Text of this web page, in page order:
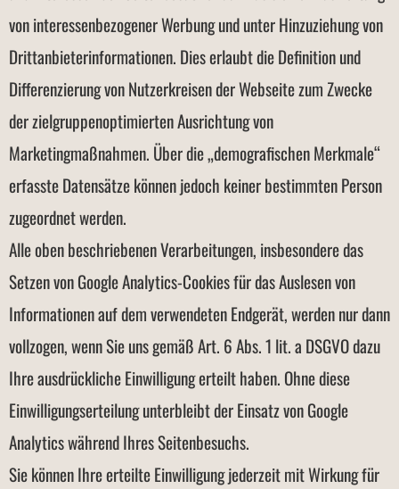
von interessenbezogener Werbung und unter Hinzuziehung von
Drittanbieterinformationen. Dies erlaubt die Definition und
Differenzierung von Nutzerkreisen der Webseite zum Zwecke
der zielgruppenoptimierten Ausrichtung von
Marketingmaßnahmen. Über die „demografischen Merkmale“
erfasste Datensätze können jedoch keiner bestimmten Person
zugeordnet werden.
Alle oben beschriebenen Verarbeitungen, insbesondere das
Setzen von Google Analytics-Cookies für das Auslesen von
Informationen auf dem verwendeten Endgerät, werden nur dann
vollzogen, wenn Sie uns gemäß Art. 6 Abs. 1 lit. a DSGVO dazu
Ihre ausdrückliche Einwilligung erteilt haben. Ohne diese
Einwilligungserteilung unterbleibt der Einsatz von Google
Analytics während Ihres Seitenbesuchs.
Sie können Ihre erteilte Einwilligung jederzeit mit Wirkung für